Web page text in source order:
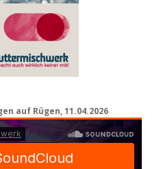
auf Rügen, 11.04.2026